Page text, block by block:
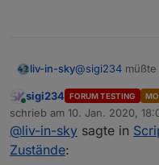
liv-in-sky@sigi234
hue.0.*.battery
Online
sigi234 FORUM TESTING
schrieb am 10. Jan. 2020,
zuletzt editiert von
@liv-in-sky sagte in
Zustände: